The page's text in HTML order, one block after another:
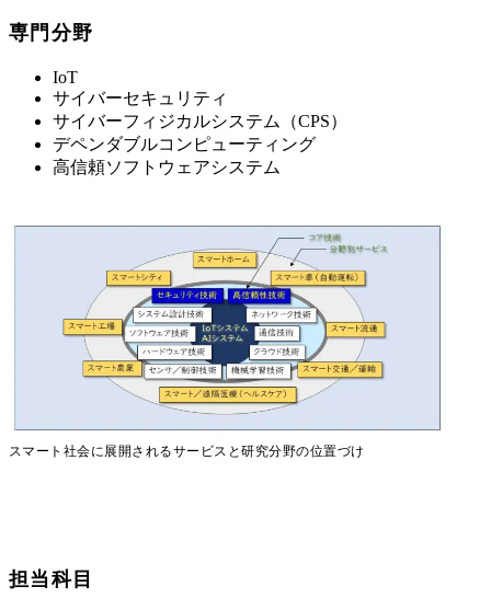
専門分野
IoT
サイバーセキュリティ
サイバーフィジカルシステム（CPS）
デペンダブルコンピューティング
高信頼ソフトウェアシステム
スマート社会に展開されるサービスと研究分野の位置づけ
担当科目